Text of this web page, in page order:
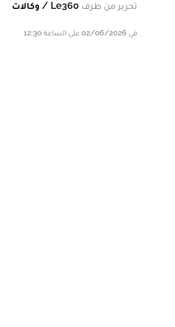
تحرير من طرف Le360 / وكالات
في 02/06/2026 على الساعة 12:30